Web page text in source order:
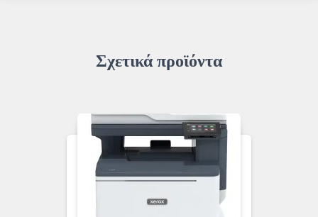
Σχετικά προϊόντα